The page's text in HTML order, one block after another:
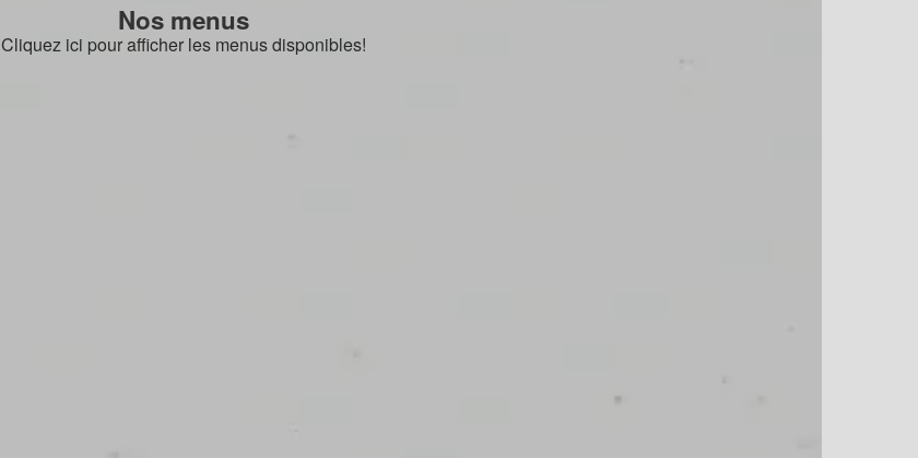
Nos menus
Cliquez ici pour afficher les menus disponibles!